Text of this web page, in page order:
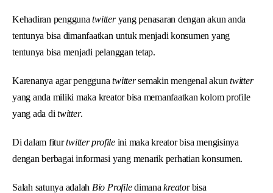
Kehadiran pengguna twitteryang penasaran dengan akun anda
tentunya bisa dimanfaatkan untuk menjadi konsumen yang
tentunya bisa menjadi pelanggan tetap.
Karenanya agar pengguna twittersemakin mengenal akuntwitter
yang anda miliki maka kreator bisa memanfaatkan kolom profile
yang ada di twitter.
Di dalam fiturtwitter profile ini maka kreator bisa mengisinya
dengan berbagai informasi yang menarik perhatian konsumen.
Salah satunya adalah Bio Profiledimanakreator bisa